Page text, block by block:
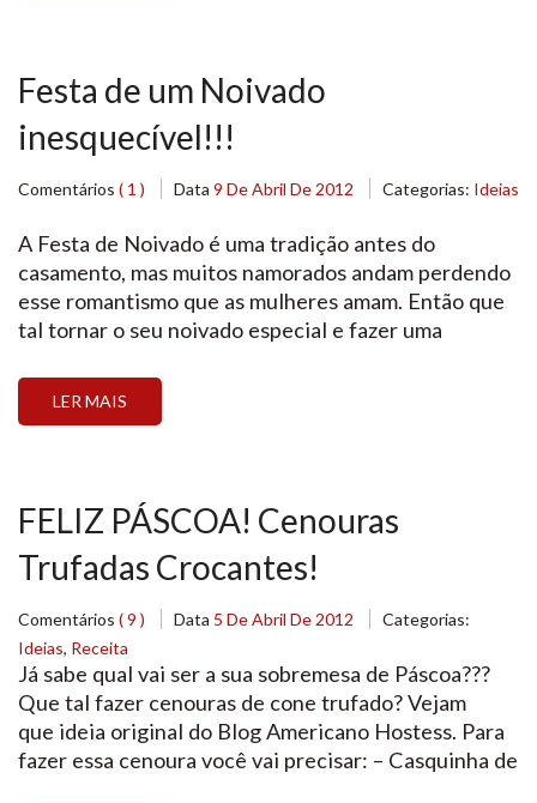
Festa de um Noivado
inesquecível!!!
Comentários ( 1 ) Data 9 De Abril De 2012 Categorias: Ideias
A Festa de Noivado é uma tradição antes do
casamento, mas muitos namorados andam perdendo
esse romantismo que as mulheres amam. Então que
tal tornar o seu noivado especial e fazer uma
uma decoração assim linda? Você irá gastar pouco e
com certeza terá uma
LER MAIS
FELIZ PÁSCOA! Cenouras
Trufadas Crocantes!
Comentários ( 9 ) Data 5 De Abril De 2012
Categorias:
Ideias, Receita
Já sabe qual vai ser a sua sobremesa de Páscoa???
Que tal fazer cenouras de cone trufado? Vejam
que ideia original do Blog Americano Hostess. Para
fazer essa cenoura você vai precisar: – Casquinha de